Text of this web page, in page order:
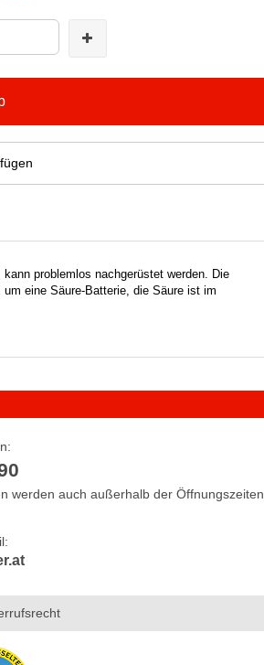
problemlos nachgerüstet werden. Die
eine Säure-Batterie, die Säure ist im
werden auch außerhalb der Öffnungszeiten